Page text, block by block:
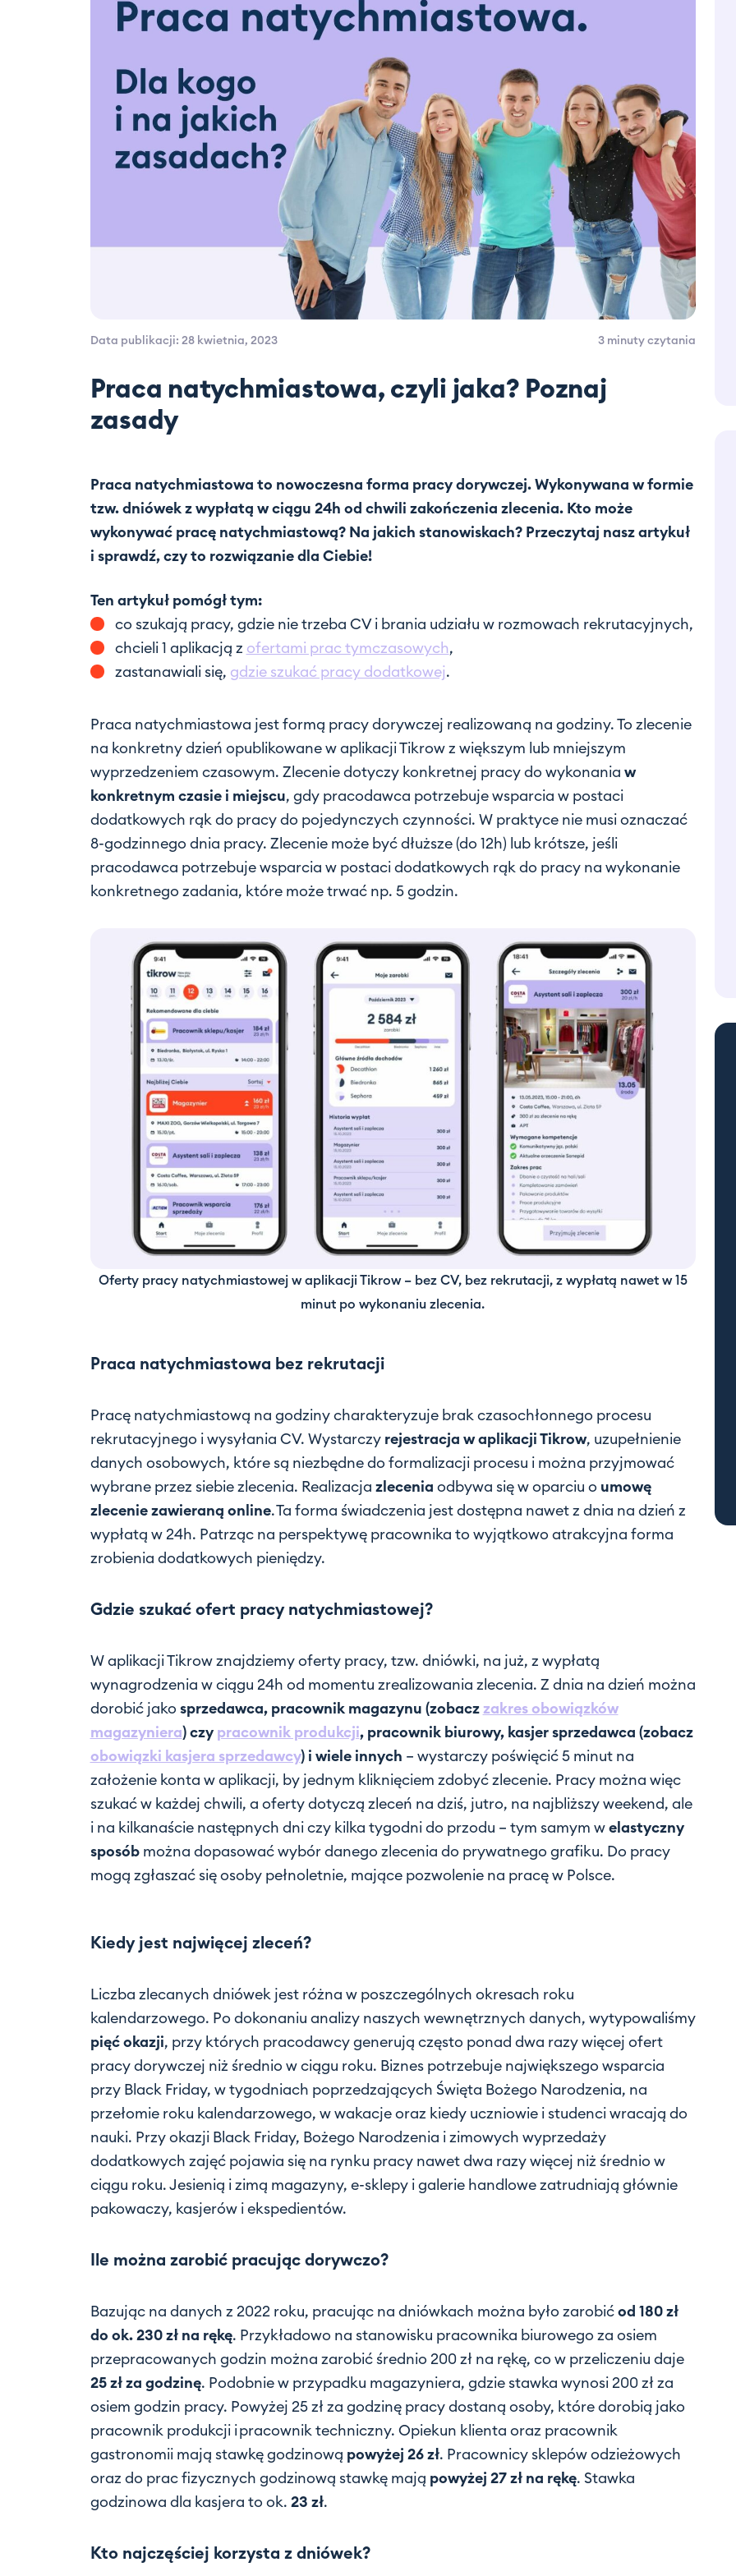
Data publikacji: 28 kwietnia, 2023 3 minuty czytania
Praca natychmiastowa, czyli jaka? Poznaj
zasady
Praca natychmiastowa to nowoczesna forma pracy dorywczej. Wykonywana w formie
tzw. dniówek z wypłatą w ciągu 24h od chwili zakończenia zlecenia. Kto może
wykonywać pracę natychmiastową? Na jakich stanowiskach? Przeczytaj nasz artykuł
i sprawdź, czy to rozwiązanie dla Ciebie!
Ten artykuł pomógł tym:
co szukają pracy, gdzie nie trzeba CV i brania udziału w rozmowach rekrutacyjnych,
chcieli 1 aplikacją z ofertami prac tymczasowych,
zastanawiali się, gdzie szukać pracy dodatkowej.
Praca natychmiastowa jest formą pracy dorywczej realizowaną na godziny. To zlecenie
na konkretny dzień opublikowane w aplikacji Tikrow z większym lub mniejszym
wyprzedzeniem czasowym. Zlecenie dotyczy konkretnej pracy do wykonania w
konkretnym czasie i miejscu, gdy pracodawca potrzebuje wsparcia w postaci
dodatkowych rąk do pracy do pojedynczych czynności. W praktyce nie musi oznaczać
8-godzinnego dnia pracy. Zlecenie może być dłuższe (do 12h) lub krótsze, jeśli
pracodawca potrzebuje wsparcia w postaci dodatkowych rąk do pracy na wykonanie
konkretnego zadania, które może trwać np. 5 godzin.
Oferty pracy natychmiastowej w aplikacji Tikrow – bez CV, bez rekrutacji, z wypłatą nawet w 15
minut po wykonaniu zlecenia.
Praca natychmiastowa bez rekrutacji
Pracę natychmiastową na godziny charakteryzuje brak czasochłonnego procesu
rekrutacyjnego i wysyłania CV. Wystarczy rejestracja w aplikacji Tikrow, uzupełnienie
danych osobowych, które są niezbędne do formalizacji procesu i można przyjmować
wybrane przez siebie zlecenia. Realizacja zlecenia odbywa się w oparciu o umowę
zlecenie zawieraną online. Ta forma świadczenia jest dostępna nawet z dnia na dzień z
wypłatą w 24h. Patrząc na perspektywę pracownika to wyjątkowo atrakcyjna forma
zrobienia dodatkowych pieniędzy.
Gdzie szukać ofert pracy natychmiastowej?
W aplikacji Tikrow znajdziemy oferty pracy, tzw. dniówki, na już, z wypłatą
wynagrodzenia w ciągu 24h od momentu zrealizowania zlecenia. Z dnia na dzień można
dorobić jako sprzedawca, pracownik magazynu (zobacz zakres obowiązków
magazyniera) czy pracownik produkcji, pracownik biurowy, kasjer sprzedawca (zobacz
obowiązki kasjera sprzedawcy) i wiele innych – wystarczy poświęcić 5 minut na
założenie konta w aplikacji, by jednym kliknięciem zdobyć zlecenie. Pracy można więc
szukać w każdej chwili, a oferty dotyczą zleceń na dziś, jutro, na najbliższy weekend, ale
i na kilkanaście następnych dni czy kilka tygodni do przodu – tym samym w elastyczny
sposób można dopasować wybór danego zlecenia do prywatnego grafiku. Do pracy
mogą zgłaszać się osoby pełnoletnie, mające pozwolenie na pracę w Polsce.
Kiedy jest najwięcej zleceń?
Liczba zlecanych dniówek jest różna w poszczególnych okresach roku
kalendarzowego. Po dokonaniu analizy naszych wewnętrznych danych, wytypowaliśmy
pięć okazji, przy których pracodawcy generują często ponad dwa razy więcej ofert
pracy dorywczej niż średnio w ciągu roku. Biznes potrzebuje największego wsparcia
przy Black Friday, w tygodniach poprzedzających Święta Bożego Narodzenia, na
przełomie roku kalendarzowego, w wakacje oraz kiedy uczniowie i studenci wracają do
nauki. Przy okazji Black Friday, Bożego Narodzenia i zimowych wyprzedaży
dodatkowych zajęć pojawia się na rynku pracy nawet dwa razy więcej niż średnio w
ciągu roku. Jesienią i zimą magazyny, e-sklepy i galerie handlowe zatrudniają głównie
pakowaczy, kasjerów i ekspedientów.
Ile można zarobić pracując dorywczo?
Bazując na danych z 2022 roku, pracując na dniówkach można było zarobić od 180 zł
do ok. 230 zł na rękę. Przykładowo na stanowisku pracownika biurowego za osiem
przepracowanych godzin można zarobić średnio 200 zł na rękę, co w przeliczeniu daje
25 zł za godzinę. Podobnie w przypadku magazyniera, gdzie stawka wynosi 200 zł za
osiem godzin pracy. Powyżej 25 zł za godzinę pracy dostaną osoby, które dorobią jako
pracownik produkcji i pracownik techniczny. Opiekun klienta oraz pracownik
gastronomii mają stawkę godzinową powyżej 26 zł. Pracownicy sklepów odzieżowych
oraz do prac fizycznych godzinową stawkę mają powyżej 27 zł na rękę. Stawka
godzinowa dla kasjera to ok. 23 zł.
Kto najczęściej korzysta z dniówek?